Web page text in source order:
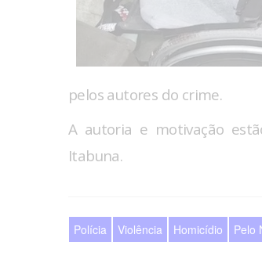
pelos autores do crime.
A autoria e motivação
Itabuna.
Polícia Violência Homicídio Pelo